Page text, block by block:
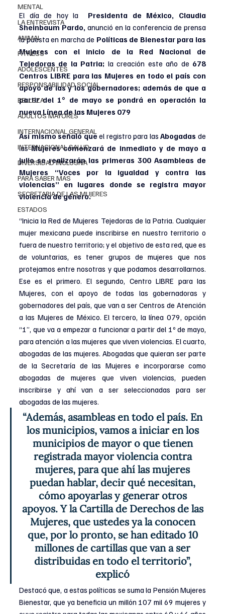
MENTAL
LA ENTREVISTA
ANIMAL
FITNESS
ADOLESCENTES
RESPONSABILIDAD SOCIAL
BELLEZA
ADULTOS MAYORES
INTERNACIONAL GENERAL
INTERNACIONAL SALUD
DIVERSIDAD INCLUSIVA
PARA SABER MAS
SECRETARIA DE LAS MUJERES
ESTADOS
El día de hoy la Presidenta de México, Claudia
Sheinbaum Pardo, anunció en la conferencia de prensa
la puesta en marcha de Políticas de Bienestar para las
Mujeres con el inicio de la Red Nacional de
Tejedoras de la Patria; la creación este año de 678
Centros LIBRE para las Mujeres en todo el país con
apoyo de las y los gobernadores; además de que a
partir del 1° de mayo se pondrá en operación la
nueva Línea de las Mujeres 079
Así mismo señaló que el registro para las Abogadas de
las Mujeres comenzará de inmediato y de mayo a
julio se realizarán las primeras 300 Asambleas de
Mujeres “Voces por la igualdad y contra las
violencias” en lugares donde se registra mayor
violencia de género.
“Inicia la Red de Mujeres Tejedoras de la Patria. Cualquier
mujer mexicana puede inscribirse en nuestro territorio o
fuera de nuestro territorio; y el objetivo de esta red, que es
de voluntarias, es tener grupos de mujeres que nos
protejamos entre nosotras y que podamos desarrollarnos.
Ese es el primero. El segundo, Centro LIBRE para las
Mujeres, con el apoyo de todas las gobernadoras y
gobernadores del país, que van a ser Centros de Atención
a las Mujeres de México. El tercero, la línea 079, opción
“1”, que va a empezar a funcionar a partir del 1º de mayo,
para atención a las mujeres que viven violencias. El cuarto,
abogadas de las mujeres. Abogadas que quieran ser parte
de la Secretaría de las Mujeres e incorporarse como
abogadas de mujeres que viven violencias, pueden
inscribirse y ahí van a ser seleccionadas para ser
abogadas de las mujeres.
“Además, asambleas en todo el país. En
los municipios, vamos a iniciar en los
municipios de mayor o que tienen
registrada mayor violencia contra
mujeres, para que ahí las mujeres
puedan hablar, decir qué necesitan,
cómo apoyarlas y generar otros
apoyos. Y la Cartilla de Derechos de las
Mujeres, que ustedes ya la conocen
que, por lo pronto, se han editado 10
millones de cartillas que van a ser
distribuidas en todo el territorio”,
explicó
Destacó que, a estas políticas se suma la Pensión Mujeres
Bienestar, que ya beneficia un millón 107 mil 69 mujeres y